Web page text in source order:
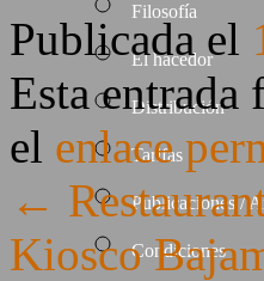
Filosofía
El hacedor
Distribución
Tarifas
Publicaciones /
Condiciones
Publicada el
Esta
el enlace
←
Kiosco